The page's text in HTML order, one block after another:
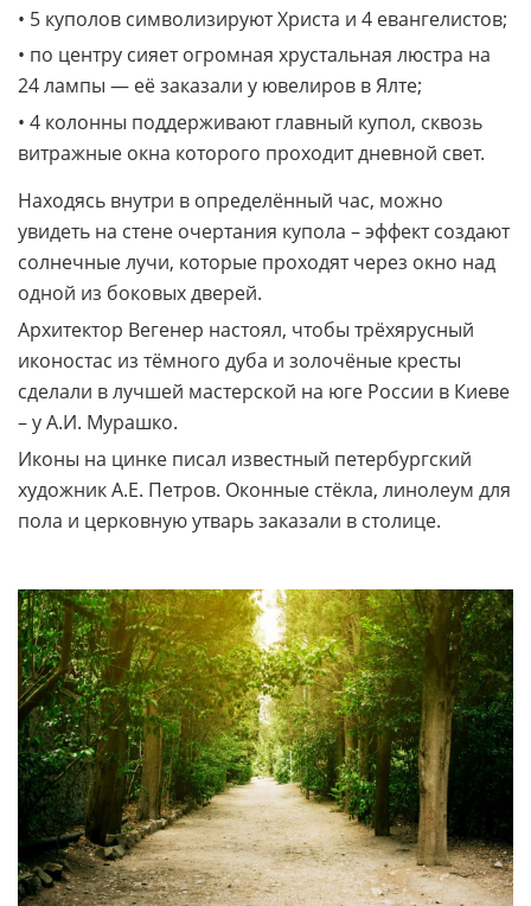
• 5 куполов символизируют Христа и 4 евангелистов;
• по центру сияет огромная хрустальная люстра на
24 лампы — её заказали у ювелиров в Ялте;
• 4 колонны поддерживают главный купол, сквозь
витражные окна которого проходит дневной свет.
Находясь внутри в определённый час, можно
увидеть на стене очертания купола – эффект создают
солнечные лучи, которые проходят через окно над
одной из боковых дверей.
Архитектор Вегенер настоял, чтобы трёхярусный
иконостас из тёмного дуба и золочёные кресты
сделали в лучшей мастерской на юге России в Киеве
– у А.И. Мурашко.
Иконы на цинке писал известный петербургский
художник А.Е. Петров. Оконные стёкла, линолеум для
пола и церковную утварь заказали в столице.